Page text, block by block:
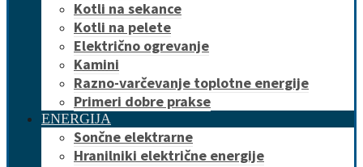
Kotli na sekance
Kotli na pelete
Električno ogrevanje
Kamini
Razno-varčevanje toplotne energije
Primeri dobre prakse
ENERGIJA
Sončne elektrarne
Hranilniki električne energije